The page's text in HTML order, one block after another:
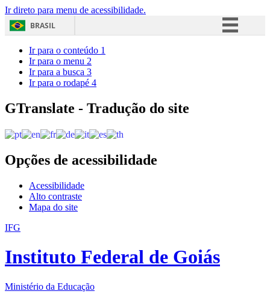
Ir direto para menu de acessibilidade.
BRASIL
Acesso à informação
Ir para o conteúdo 1
Ir para o menu 2
Ir para a busca 3
Ir para o rodapé 4
GTranslate - Tradução do site
Opções de acessibilidade
Acessibilidade
Alto contraste
Mapa do site
IFG
Instituto Federal de Goiás
Ministério da Educação